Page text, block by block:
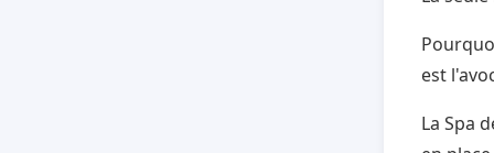
est
La Spa